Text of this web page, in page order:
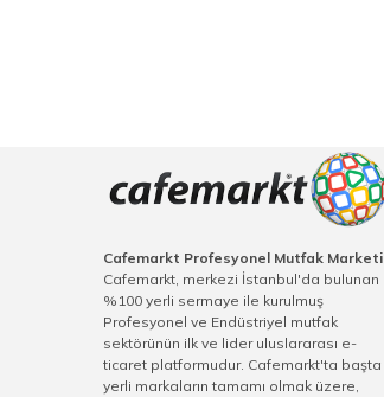
Cafemarkt Profesyonel Mutfak Marketi
Cafemarkt, merkezi İstanbul'da bulunan
%100 yerli sermaye ile kurulmuş
Profesyonel ve Endüstriyel mutfak
sektörünün ilk ve lider uluslararası e-
ticaret platformudur. Cafemarkt'ta başta
yerli markaların tamamı olmak üzere,